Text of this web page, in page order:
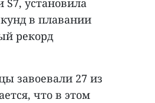
в плавании
рекорд
завоевали 27 из
что в этом